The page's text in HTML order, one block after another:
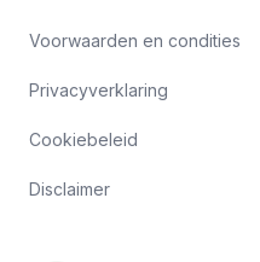
Voorwaarden en condities
Privacyverklaring
Cookiebeleid
Disclaimer